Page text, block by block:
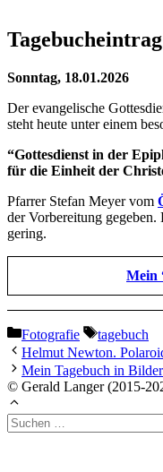
Tagebucheintrag
Sonntag, 18.01.2026
Der evangelische
steht heute unter einem
“Gottesdienst in der
für die Einheit der
Pfarrer Stefan Meyer vom
der Vorbereitung
gering.
Mein
Kategorien
Fotografie
tagebuch
Helmut Newton.
Mein Tagebuch in
© Gerald Langer (2015-
Suchen
nach: